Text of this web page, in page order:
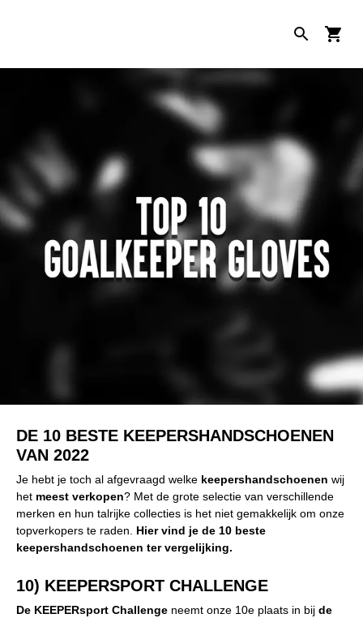
DE 10 BESTE KEEPERSHANDSCHOENEN
VAN 2022
Je hebt je toch al afgevraagd welke keepershandschoenen wij
het meest verkopen? Met de grote selectie van verschillende
merken en hun talrijke collecties is het niet gemakkelijk om onze
topverkopers te raden. Hier vind je de 10 beste
keepershandschoenen ter vergelijking.
10) KEEPERSPORT CHALLENGE
De KEEPERsport Challenge neemt onze 10e plaats in bij de